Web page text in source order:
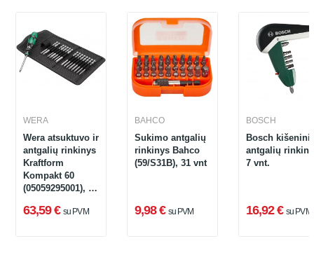
WERA
Wera atsuktuvo ir
antgalių rinkinys
Kraftform
Kompakt 60
(05059295001), 17
63,59 € su PVM
BAHCO
Sukimo antgalių
rinkinys Bahco
(59/S31B), 31 vnt
9,98 € su PVM
BOSCH
Bosch
antgalių
7 vnt.
16,92 € su PVM